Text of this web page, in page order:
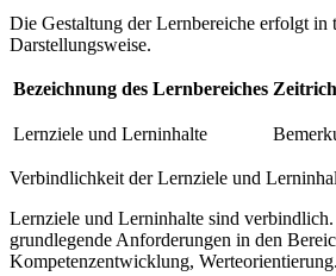
Die Gestaltung der Lernbereiche erfolgt in
Darstellungsweise.
Bezeichnung des Lernbereiches
Lernziele und Lerninhalte
Verbindlichkeit der Lernziele und
Lernziele und Lerninhalte sind verbindlich.
grundlegende Anforderungen in den
Kompetenzentwicklung, Werteorientierung.